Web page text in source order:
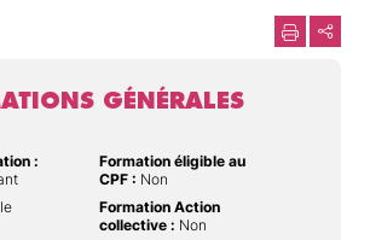
GÉNÉRALES
:
Formation éligible au
CPF : Non
Formation Action
collective : Non